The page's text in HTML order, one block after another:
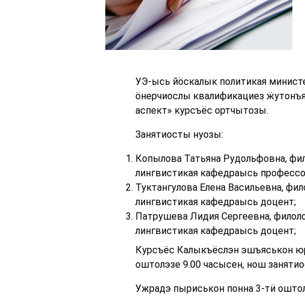
УЭ-ысь йӧскалык политикая
ӧнерчиослы квалификациез
аспект» курсъёс ортчытозы.
Занятиосты нуозы:
Копылова Татьяна Рудольфовна,
лингвистикая кафедраысь
Туктангулова Елена Васильевна,
лингвистикая кафедраысь доцент;
Патрушева Лидия Сергеевна,
лингвистикая кафедраысь доцент;
Курсъёс Калыкъёслэн эшъяськон
оштолэзе 9.00 часысен, нош
Ужрадэ пыриськон понна 3-тӥ